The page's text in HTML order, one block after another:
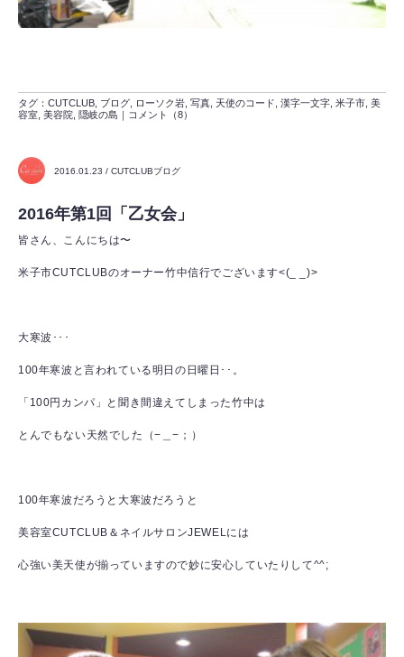
タグ： CUTCLUB ブログ ローソク岩 写真 天使のコード 漢字一文字 米子市 美
容室 美容院 隠岐の島 ｜ コメント（8）
2016.01.23 / CUTCLUBブログ
2016年第1回「乙女会」
皆さん、こんにちは〜
米子市CUTCLUBのオーナー竹中信行でございます<(_ _)>
大寒波･･･
100年寒波と言われている明日の日曜日･･。
「100円カンパ」と聞き間違えてしまった竹中は
とんでもない天然でした（−＿−；）
100年寒波だろうと大寒波だろうと
美容室CUTCLUB＆ネイルサロンJEWELには
心強い美天使が揃っていますので妙に安心していたりして^^;